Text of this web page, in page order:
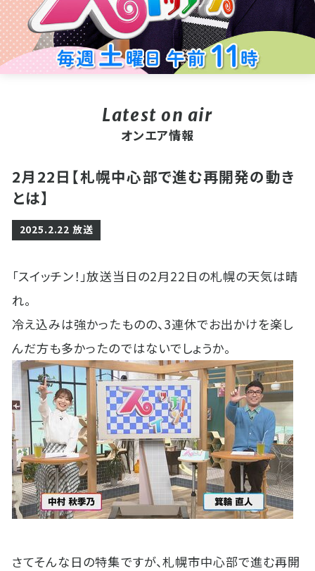
オンエア情報
2月22日【札幌中心部で進む再開発の動き
とは】
2025.2.22 放送
「スイッチン！」放送当日の2月22日の札幌の天気は晴
れ。
冷え込みは強かったものの、3連休でお出かけを楽し
んだ方も多かったのではないでしょうか。
さてそんな日の特集ですが、札幌市中心部で進む再開